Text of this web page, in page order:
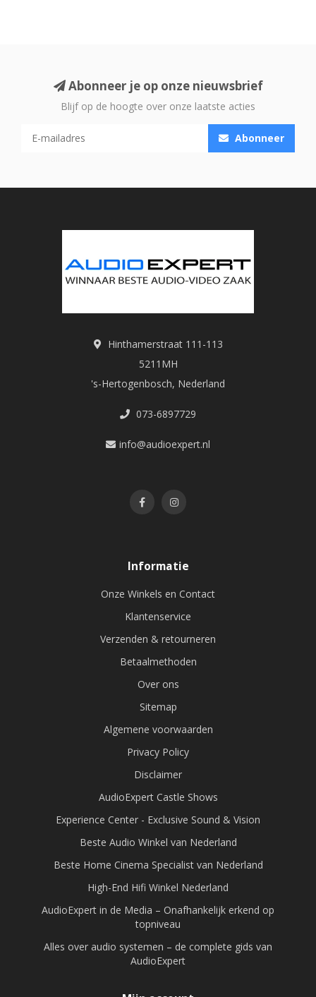
Abonneer je op onze nieuwsbrief
Blijf op de hoogte over onze laatste acties
Abonneer
Hinthamerstraat 111-113
5211MH
's-Hertogenbosch, Nederland
073-6897729
info@audioexpert.nl
Informatie
Onze Winkels en Contact
Klantenservice
Verzenden & retourneren
Betaalmethoden
Over ons
Sitemap
Algemene voorwaarden
Privacy Policy
Disclaimer
AudioExpert Castle Shows
Experience Center - Exclusive Sound & Vision
Beste Audio Winkel van Nederland
Beste Home Cinema Specialist van Nederland
High-End Hifi Winkel Nederland
AudioExpert in de Media – Onafhankelijk erkend op
topniveau
Alles over audio systemen – de complete gids van
AudioExpert